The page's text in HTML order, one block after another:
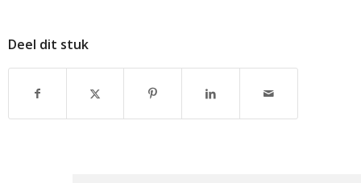
Deel dit stuk